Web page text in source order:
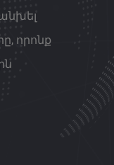
որոնք